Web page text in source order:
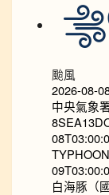
颱風
2026-08-
中央氣象
白海豚（